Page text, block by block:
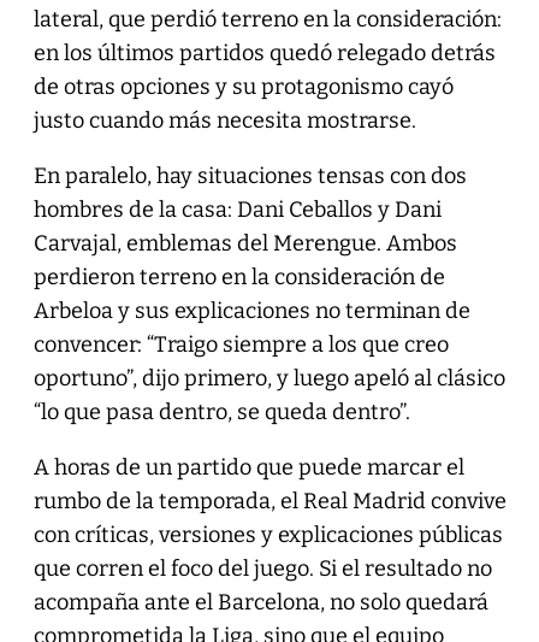
lateral, que perdió terreno en la consideración:
en los últimos partidos quedó relegado detrás
de otras opciones y su protagonismo cayó
justo cuando más necesita mostrarse.
En paralelo, hay situaciones tensas con dos
hombres de la casa: Dani Ceballos y Dani
Carvajal, emblemas del Merengue. Ambos
perdieron terreno en la consideración de
Arbeloa y sus explicaciones no terminan de
convencer: “Traigo siempre a los que creo
oportuno”, dijo primero, y luego apeló al clásico
“lo que pasa dentro, se queda dentro”.
A horas de un partido que puede marcar el
rumbo de la temporada, el Real Madrid convive
con críticas, versiones y explicaciones públicas
que corren el foco del juego. Si el resultado no
acompaña ante el Barcelona, no solo quedará
comprometida la Liga, sino que el equipo